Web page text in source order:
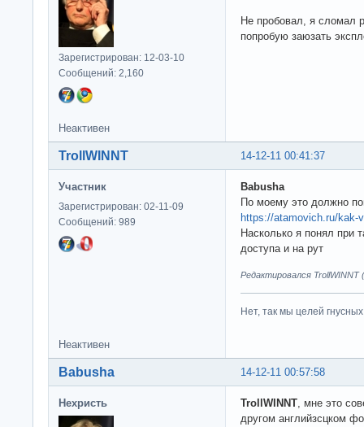
Зарегистрирован: 12-03-10
Сообщений: 2,160
Не пробовал, я сломал
попробую заюзать
Неактивен
14-12-11 00:41:37
TrollWINNT
Участник
Зарегистрирован: 02-11-09
Сообщений: 989
Babusha
По моему это должно
https://atamovich.ru/
Насколько я понял при
доступа и на рут
Редактировался TrollWINNT
Нет, так мы целей
Неактивен
14-12-11 00:57:58
Babusha
Нехристь TrollWINNT, мне это
другом английзсцком